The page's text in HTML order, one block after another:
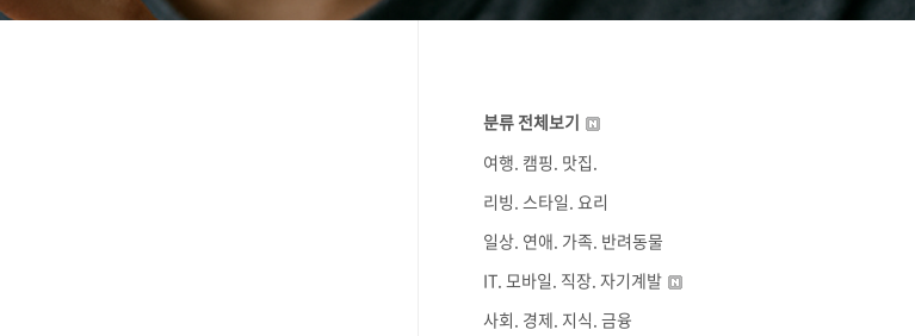
분류 전체보기
여행. 캠핑. 맛집.
리빙. 스타일. 요리
일상. 연애. 가족. 반려동물
IT. 모바일. 직장. 자기계발
사회. 경제. 지식. 금융